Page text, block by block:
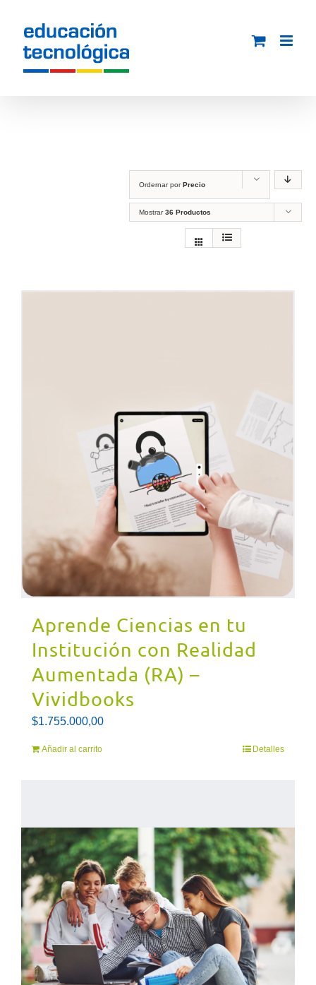
contenido
Ordernar porPrecio
Mostrar36 Productos
Aprende Ciencias en tu
Institución con Realidad
Aumentada (RA) –
Vividbooks
$1.755.000,00
Añadir al carrito Detalles